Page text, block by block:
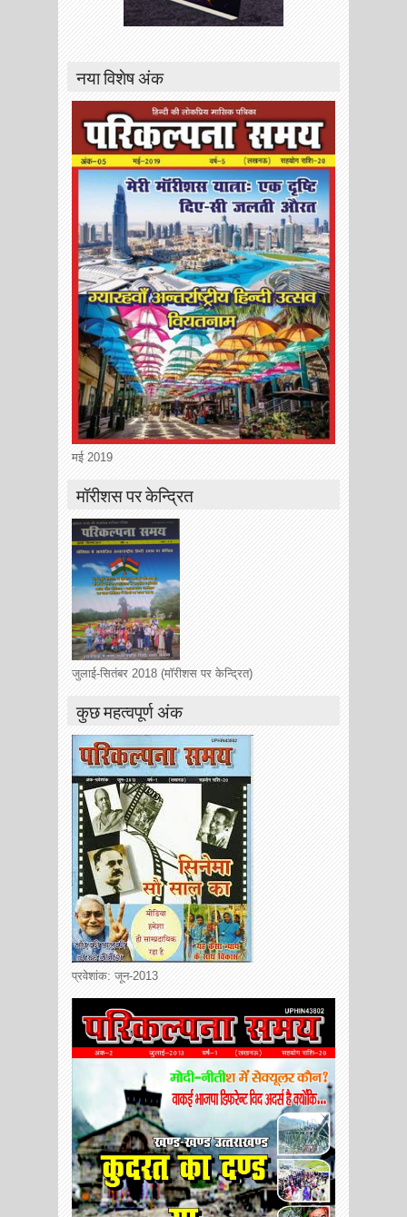
नया विशेष अंक
मई 2019
मॉरीशस पर केन्द्रित
जुलाई-सितंबर 2018 (मॉरीशस पर केन्द्रित)
कुछ महत्वपूर्ण अंक
प्रवेशांक: जून-2013